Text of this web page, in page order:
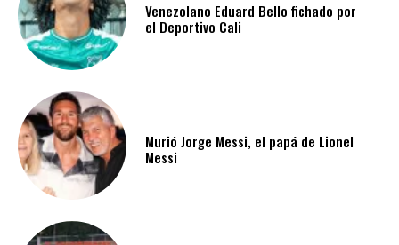
Venezolano Eduard Bello fichado por
el Deportivo Cali
Murió Jorge Messi, el papá de Lionel
Messi